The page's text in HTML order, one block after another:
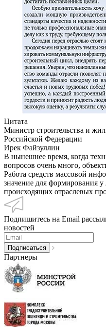
Цитата
Министр строительства и
Российской Федерации
Ирек Файзуллин
В нынешнее время, когда
вопросов очень много,
Работа средств массовой
значение для формирования
происходящих отраслевых
Подпишитесь на Email
новостей
Партнеры